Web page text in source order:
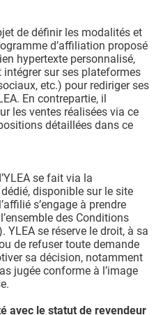
de définir les modalités et
d’affiliation proposé
hypertexte personnalisé,
intégrer sur ses plateformes
etc.) pour rediriger ses
En contrepartie, il
les ventes réalisées via ce
détaillées dans ce
se fait via la
disponible sur le site
s’engage à prendre
des Conditions
YLEA se réserve le droit, à sa
de refuser toute demande
sa décision, notamment
jugée conforme à l’image
avec le statut de revendeur